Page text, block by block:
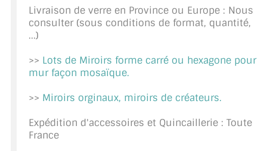
A PROPOS DE LA LIVRAISON
COMPTE PRO
MON PANIER
DÉCONNEXION
Livraison de verre en Province ou Europe : Nous
consulter (sous conditions de format, quantité,
...)
>> Lots de Miroirs forme carré ou hexagone pour
mur façon mosaïque.
>> Miroirs orginaux, miroirs de créateurs.
Expédition d'accessoires et Quincaillerie : Toute
France